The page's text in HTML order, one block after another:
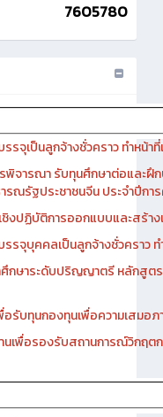
7605780
จุเป็นลูกจ้างชั่วคราว ทำหน้าที่
พิจารณา รับทุนศึกษาต่อและฝึ
ณรัฐประชาชนจีน ประจำปีก
ชิงปฏิบัติการออกแบบและสร้า
จุบุคคลเป็นลูกจ้างชั่วคราว ท
กษาระดับปริญญาตรี หลักสูต
อรับทุนกองทุนเพื่อความเสมอ
นเพื่อรองรับสถานการณ์วิกฤ